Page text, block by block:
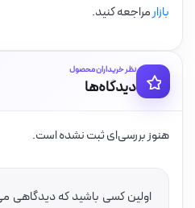
بازارمراجعه کنید.
نظر خریداران محصول
دیدگاه‌ها
هنوز بررسی‌ای ثبت نشده است.
اولین کسی باشید که دیدگاهی